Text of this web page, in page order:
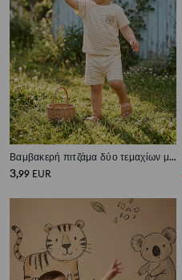
Βαμβακερή πιτζάμα δύο τεμαχίων με τύπωμα αρκουδάκι
3,99 EUR